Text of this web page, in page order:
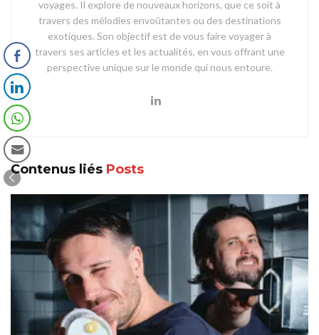
voyages. Il explore de nouveaux horizons, que ce soit à
travers des mélodies envoûtantes ou des destinations
exotiques. Son objectif est de vous faire voyager à
travers ses articles et les actualités, en vous offrant une
perspective unique sur le monde qui nous entoure.
Contenus liés Posts